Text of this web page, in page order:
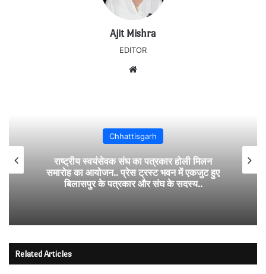
Ajit Mishra
EDITOR
Chhattisgarh
राष्ट्रीय स्वयंसेवक संघ का पत्रकार होली मिलन
समारोह का आयोजन.. प्रेस ट्रस्ट भवन में एकजुट हुए
बिलासपुर के पत्रकार और संघ के सदस्य..
Related Articles